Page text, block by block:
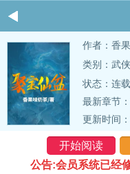
作者：香
类别：武
状态：连
最新章节：
更新时间
开始阅读
公告:会员系统已经